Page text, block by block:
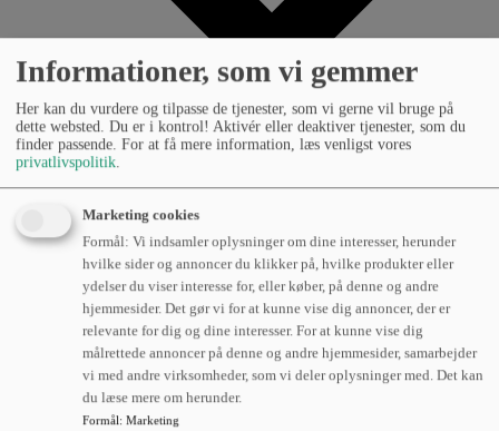
Lageroptimering
Læs om hvordan vores erfarne specialister kan hjælpe
dig med at optimere dit lager.
Reolløsninger
Læs om hvordan vi kan hjælpe dig med at få mest ud af
dit lager.
Informationer, som vi gemmer
Her kan du vurdere og tilpasse de tjenester, som vi gerne vil bruge på
dette websted. Du er i kontrol! Aktivér eller deaktiver tjenester, som du
finder passende. For at få mere information, læs venligst vores
privatlivspolitik.
Marketing cookies
Formål: Vi indsamler oplysninger om dine interesser, herunder
hvilke sider og annoncer du klikker på, hvilke produkter eller
ydelser du viser interesse for, eller køber, på denne og andre
hjemmesider. Det gør vi for at kunne vise dig annoncer, der er
relevante for dig og dine interesser. For at kunne vise dig
målrettede annoncer på denne og andre hjemmesider, samarbejder
vi med andre virksomheder, som vi deler oplysninger med. Det kan
du læse mere om herunder.
Formål: Marketing